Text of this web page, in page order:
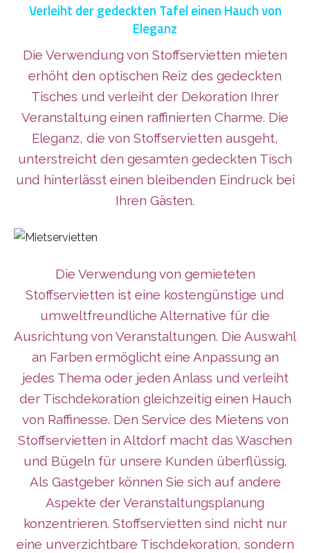
Verleiht der gedeckten Tafel einen Hauch von
Eleganz
Die Verwendung von Stoffservietten mieten
erhöht den optischen Reiz des gedeckten
Tisches und verleiht der Dekoration Ihrer
Veranstaltung einen raffinierten Charme. Die
Eleganz, die von Stoffservietten ausgeht,
unterstreicht den gesamten gedeckten Tisch
und hinterlässt einen bleibenden Eindruck bei
Ihren Gästen.
Die Verwendung von gemieteten
Stoffservietten ist eine kostengünstige und
umweltfreundliche Alternative für die
Ausrichtung von Veranstaltungen. Die Auswahl
an Farben ermöglicht eine Anpassung an
jedes Thema oder jeden Anlass und verleiht
der Tischdekoration gleichzeitig einen Hauch
von Raffinesse. Den Service des Mietens von
Stoffservietten in Altdorf macht das Waschen
und Bügeln für unsere Kunden überflüssig.
Als Gastgeber können Sie sich auf andere
Aspekte der Veranstaltungsplanung
konzentrieren. Stoffservietten sind nicht nur
eine unverzichtbare Tischdekoration, sondern